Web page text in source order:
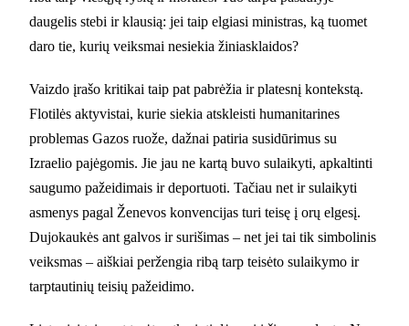
daugelis stebi ir klausią: jei taip elgiasi ministras, ką tuomet
daro tie, kurių veiksmai nesiekia žiniasklaidos?
Vaizdo įrašo kritikai taip pat pabrėžia ir platesnį kontekstą.
Flotilės aktyvistai, kurie siekia atskleisti humanitarines
problemas Gazos ruože, dažnai patiria susidūrimus su
Izraelio pajėgomis. Jie jau ne kartą buvo sulaikyti, apkaltinti
saugumo pažeidimais ir deportuoti. Tačiau net ir sulaikyti
asmenys pagal Ženevos konvencijas turi teisę į orų elgesį.
Dujokaukės ant galvos ir surišimas – net jei tai tik simbolinis
veiksmas – aiškiai peržengia ribą tarp teisėto sulaikymo ir
tarptautinių teisių pažeidimo.